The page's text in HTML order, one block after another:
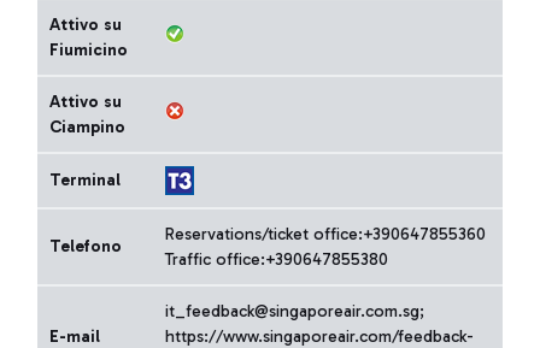
Attivo su
Fiumicino
Attivo su
Ciampino
Terminal
Telefono
Reservations/ticket office:+390647855360
Traffic office:+390647855380
E-mail
it_feedback@singaporeair.com.sg;
https://www.singaporeair.com/feedback-